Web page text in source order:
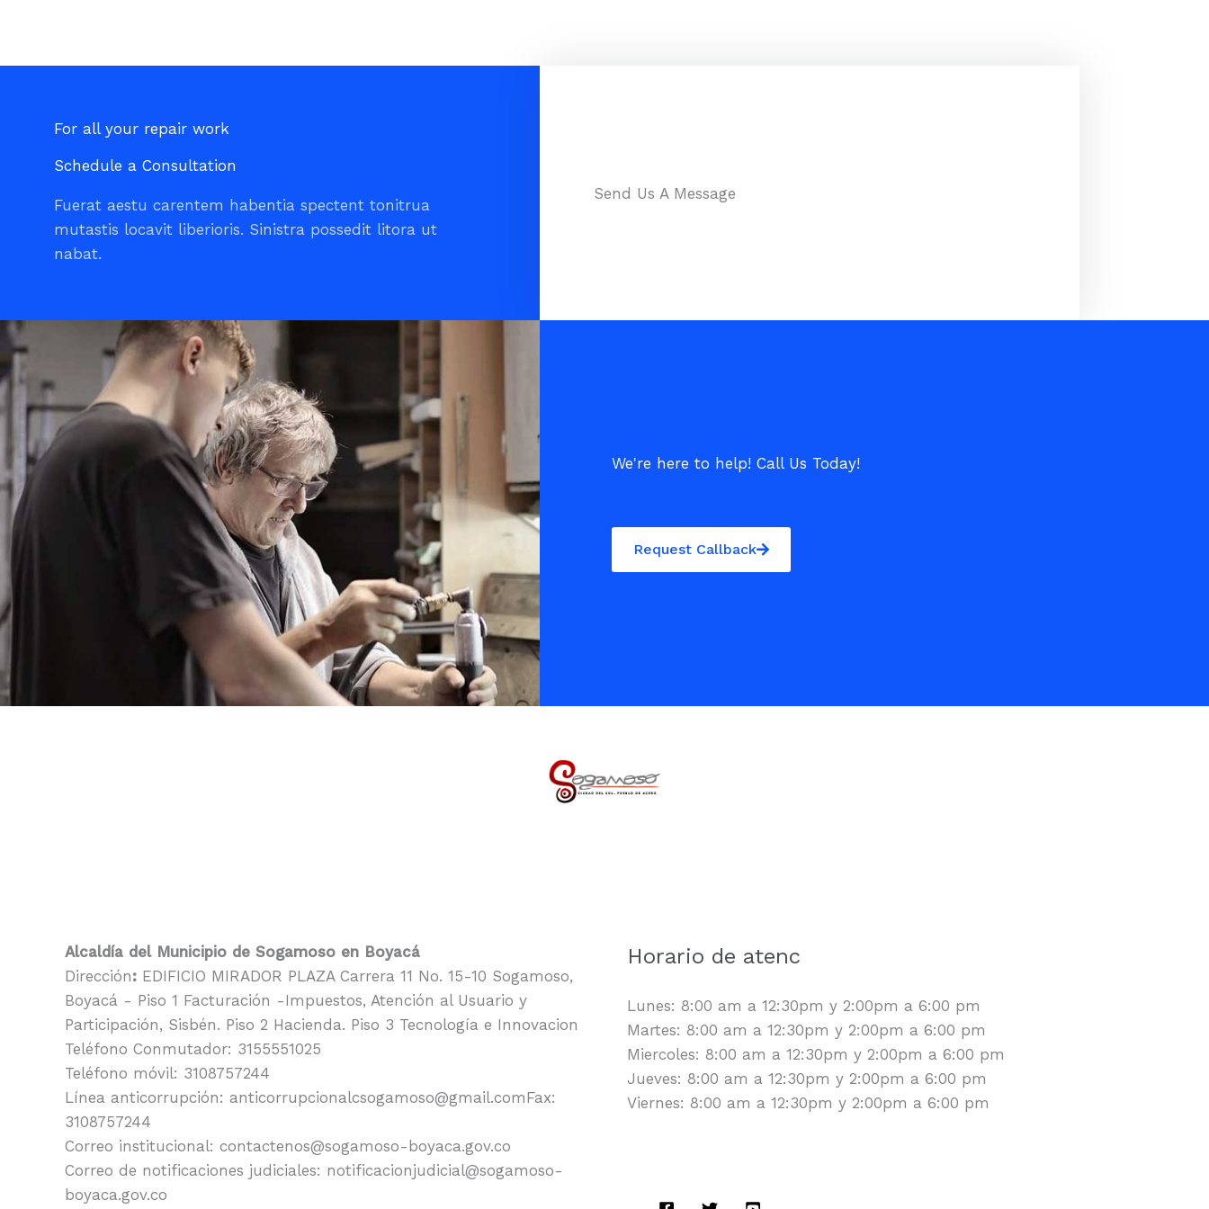
For all your repair work
Schedule a Consultation
Fuerat aestu carentem habentia spectent tonitrua
mutastis locavit liberioris. Sinistra possedit litora ut
nabat.
Send Us A Message
We're here to help! Call Us Today!
Request Callback
Alcaldía del Municipio de Sogamoso en Boyacá
Dirección: EDIFICIO MIRADOR PLAZA Carrera 11 No. 15-10 Sogamoso,
Boyacá - Piso 1 Facturación -Impuestos, Atención al Usuario y
Participación, Sisbén. Piso 2 Hacienda. Piso 3 Tecnología e Innovacion
Teléfono Conmutador: 3155551025
Teléfono móvil: 3108757244
Línea anticorrupción: anticorrupcionalcsogamoso@gmail.comFax:
3108757244
Correo institucional: contactenos@sogamoso-boyaca.gov.co
Correo de notificaciones judiciales: notificacionjudicial@sogamoso-
boyaca.gov.co
Horario de atenc
Lunes: 8:00 am a 12:30pm y 2:00pm a 6:00 pm
Martes: 8:00 am a 12:30pm y 2:00pm a 6:00 pm
Miercoles: 8:00 am a 12:30pm y 2:00pm a 6:00 pm
Jueves: 8:00 am a 12:30pm y 2:00pm a 6:00 pm
Viernes: 8:00 am a 12:30pm y 2:00pm a 6:00 pm